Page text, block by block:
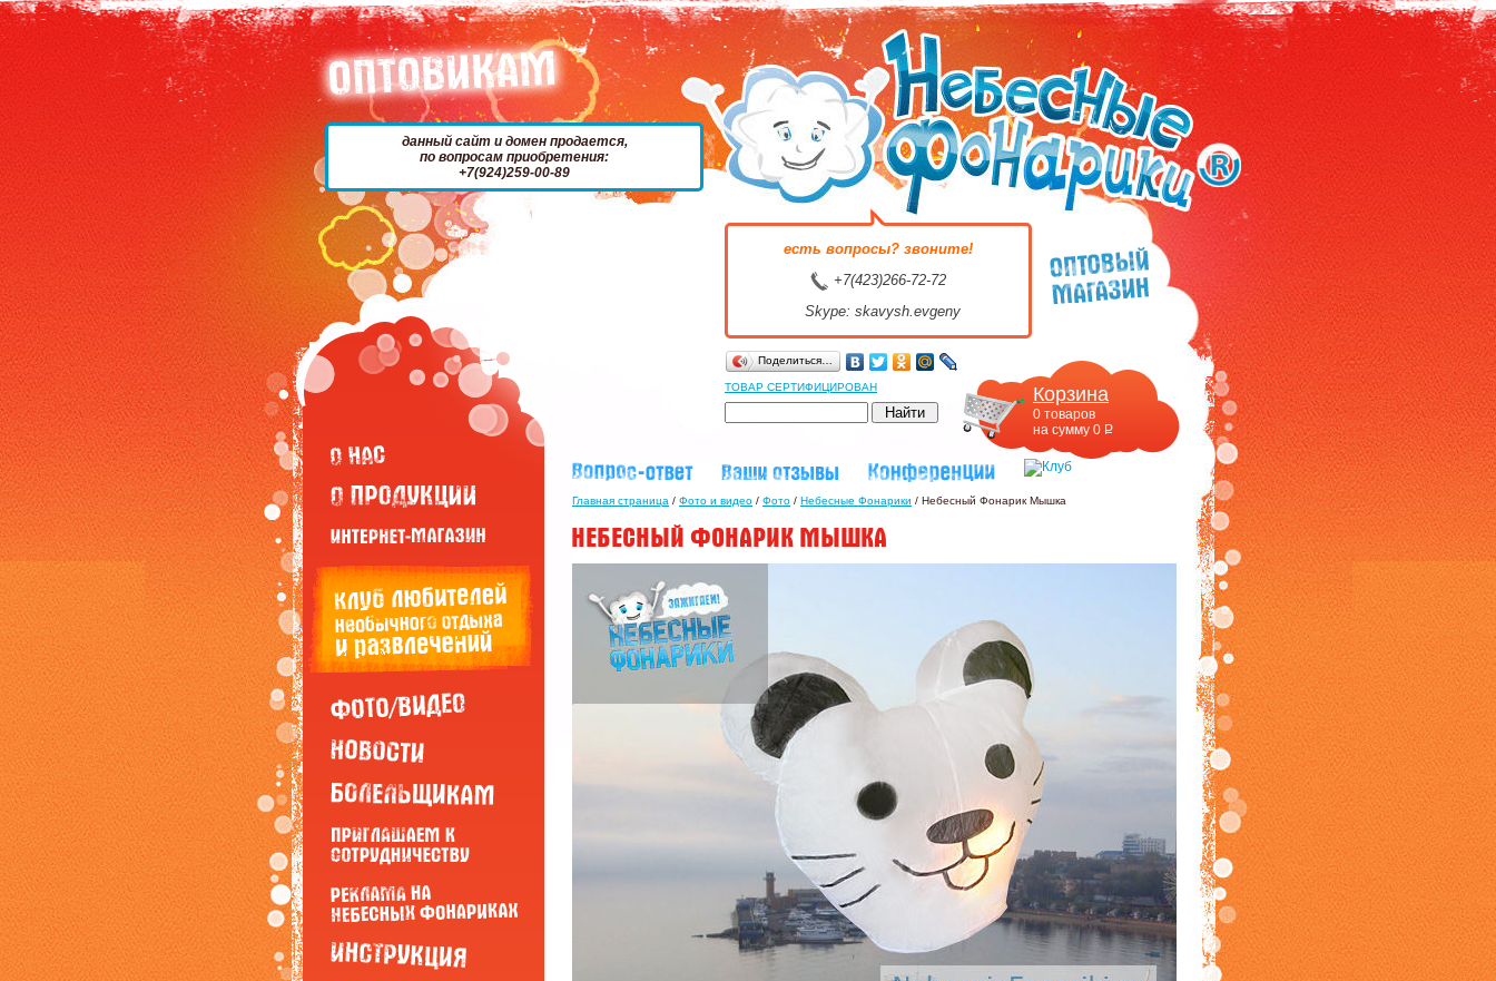
данный сайт и домен продается,
по вопросам приобретения:
+7(924)259-00-89
есть вопросы? звоните!
+7(423)266-72-72
Skype: skavysh.evgeny
Поделиться…
ТОВАР СЕРТИФИЦИРОВАН Корзина
0 товаров
на сумму 0 P
УБ.
Главная страница / Фото и видео / Фото / Небесные Фонарики / Небесный Фонарик Мышка